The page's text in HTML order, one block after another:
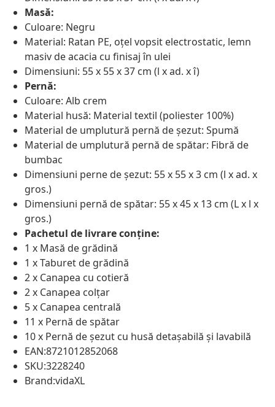
Masă:
Culoare: Negru
Material: Ratan PE, oțel vopsit electrostatic, lemn
masiv de acacia cu finisaj în ulei
Dimensiuni: 55 x 55 x 37 cm (l x ad. x î)
Pernă:
Culoare: Alb crem
Material husă: Material textil (poliester 100%)
Material de umplutură pernă de șezut: Spumă
Material de umplutură pernă de spătar: Fibră de
bumbac
Dimensiuni perne de șezut: 55 x 55 x 3 cm (l x ad. x
gros.)
Dimensiuni pernă de spătar: 55 x 45 x 13 cm (L x l x
gros.)
Pachetul de livrare conține:
1 x Masă de grădină
1 x Taburet de grădină
2 x Canapea cu cotieră
2 x Canapea colțar
5 x Canapea centrală
11 x Pernă de spătar
10 x Pernă de șezut cu husă detașabilă și lavabilă
EAN:8721012852068
SKU:3228240
Brand:vidaXL